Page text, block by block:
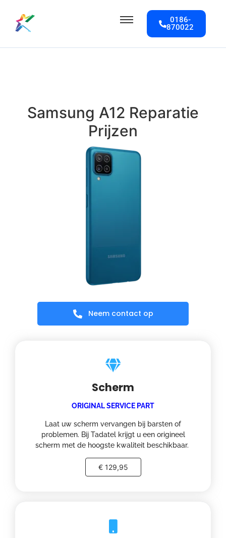
0186-
870022
Samsung A12 Reparatie
Prijzen
Neem contact op
Scherm
ORIGINAL SERVICE PART
Laat uw scherm vervangen bij barsten of
problemen. Bij Tadatel krijgt u een origineel
scherm met de hoogste kwaliteit beschikbaar.
€ 129,95